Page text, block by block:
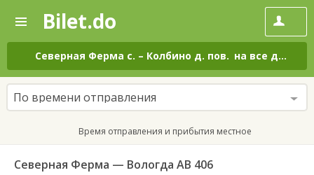
—
Поиск
и
покупка
билетов
на
автобус
онлайн
Bilet.do
Северная Ферма с. – Колбино д. пов. на все дни
По времени отправления
Время отправления и прибытия местное
Северная Ферма — Вологда АВ 406